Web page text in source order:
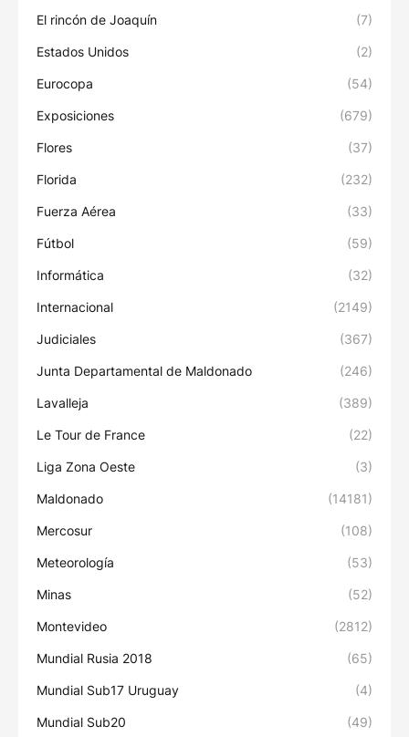
El rincón de Joaquín (7)
Estados Unidos (2)
Eurocopa (54)
Exposiciones (679)
Flores (37)
Florida (232)
Fuerza Aérea (33)
Fútbol (59)
Informática (32)
Internacional (2149)
Judiciales (367)
Junta Departamental de Maldonado (246)
Lavalleja (389)
Le Tour de France (22)
Liga Zona Oeste (3)
Maldonado (14181)
Mercosur (108)
Meteorología (53)
Minas (52)
Montevideo (2812)
Mundial Rusia 2018 (65)
Mundial Sub17 Uruguay (4)
Mundial Sub20 (49)